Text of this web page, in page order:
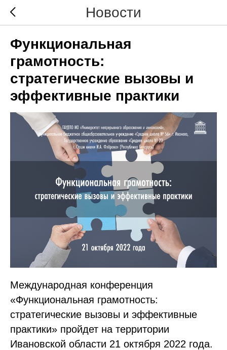
Новости
Функциональная
грамотность:
стратегические вызовы и
эффективные практики
Международная конференция
«Функциональная грамотность:
стратегические вызовы и эффективные
практики» пройдет на территории
Ивановской области 21 октября 2022 года.